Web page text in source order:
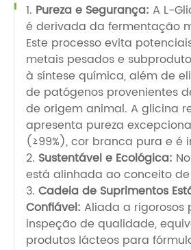
1. Pureza e Segurança: A L-
é derivada da fermentação
Este processo evita
metais pesados ​​e
à síntese química, além de
de patógenos provenientes
de origem animal. A glicina
apresenta pureza
(≥99%), cor branca pura e é
2. Sustentável e Ecológica:
está alinhada ao conceito
3. Cadeia de Suprimentos
Confiável: Aliada a rigorosos
inspeção de qualidade,
produtos lácteos para